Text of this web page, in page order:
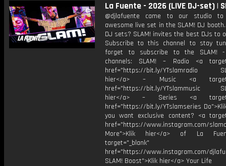
La Fuente - 2026 (LIVE DJ-set) |
​@djlafuente came to our studio
awesome live set in the SLAM! DJ
DJ sets? SLAM! invites the best DJs to
Subscribe to this channel to stay
forget to subscribe to the SLAM! -
channels: SLAM! – Radio <a
href="https://bit.ly/YTslamradio
hier</a> – Music <a
href="https://bit.ly/YTslammusic
hier</a> – Series <a
href="https://bit.ly/YTslamseries
you want exclusive content? <a
href="https://www.instagram.com/
More">Klik hier</a> of La
target="_blank"
href="https://www.instagram.com/
SLAM! Boost">Klik hier</a> Your Life